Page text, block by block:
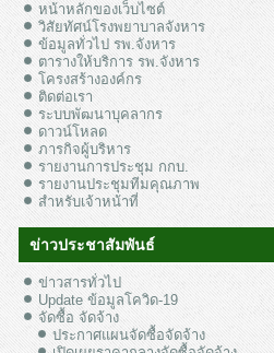
หน้าหลักของเว็บไซต์
วิสัยทัศน์โรงพยาบาลจังหาร
ข้อมูลทั่วไป รพ.จังหาร
ตารางให้บริการ รพ.จังหาร
โครงสร้างองค์กร
ติดต่อเรา
ระบบพัฒนาบุคลากร
ดาวน์โหลด
ภารกิจผู้บริหาร
รายงานการประชุม กกบ.
รายงานประชุมทีมคุณภาพ
สำหรับเจ้าหน้าที่
ข่าวประชาสัมพันธ์
ข่าวสารทั่วไป
Update ข้อมูลโควิด-19
จัดซื้อ จัดจ้าง
ประกาศแผนจัดซื้อจัดจ้าง